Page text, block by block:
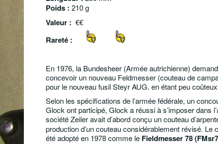
Poids : 210 g
Valeur : €€
Rareté :
En 1976, la Bundesheer (Armée autrichienne)
concevoir un nouveau Feldmesser (couteau de
pour le nouveau fusil Steyr AUG. en étant peu
Selon les spécifications de l’armée fédérale, un
Glock ont ​​participé, Glock a réussi à s’imposer dans
société Zeiler avait d’abord conçu un couteau
production d’un couteau considérablement révisé. Le
été adopté en 1978 comme le Fieldmesser 78